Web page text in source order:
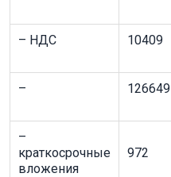
– НДС 10409
– 126649
–
краткосрочные
вложения
972